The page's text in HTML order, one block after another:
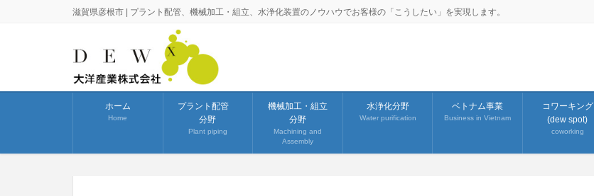
滋賀県彦根市 | プラント配管、機械加工・組立、水浄化装置のノウハウでお客様の「こうしたい」を実現します。
ホーム
Home
プラント配管
分野
Plant piping
機械加工・組立
分野
Machining and
Assembly
水浄化分野
Water purification
ベトナム事業
Business in Vietnam
コワーキング
(dew spot)
coworking